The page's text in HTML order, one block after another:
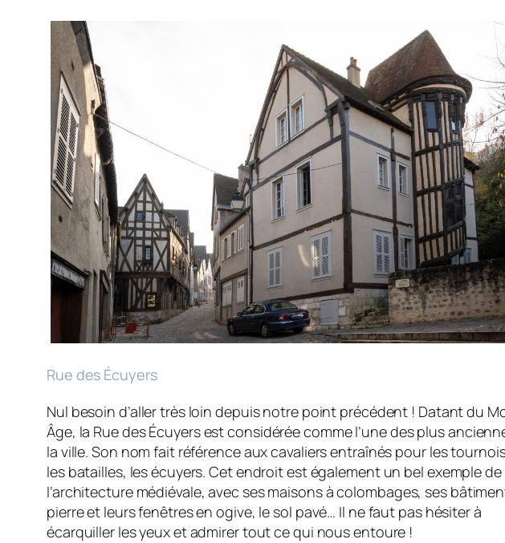
Rue des Écuyers
Nul besoin d’aller très loin depuis notre point précédent ! Datant du
Âge, la Rue des Écuyers est considérée comme l’une des plus
la ville. Son nom fait référence aux cavaliers entraînés pour les
les batailles, les écuyers. Cet endroit est également un bel exemple de
l’architecture médiévale, avec ses maisons à colombages, ses
pierre et leurs fenêtres en ogive, le sol pavé… Il ne faut pas hésiter à
écarquiller les yeux et admirer tout ce qui nous entoure !